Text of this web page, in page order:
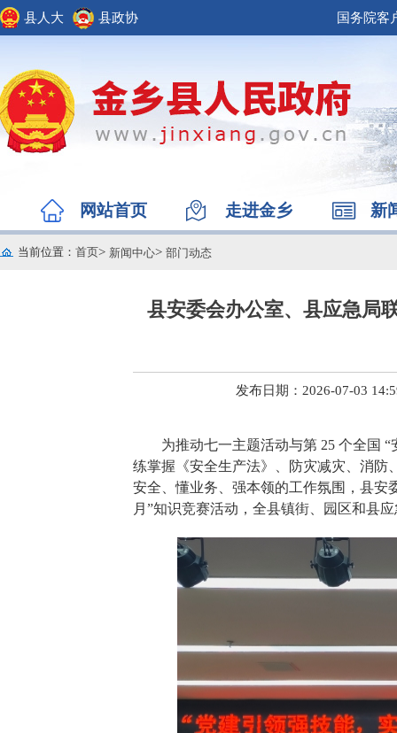
县人大 县政协 国务院客
网站首页 走进金乡 新
当前位置 ： 首页> 新闻中心> 部门动态
县安委会办公室、县应急局
发布日期：2026-07-03
为推动七一主题活动与第 25 个全国
练掌握《安全生产法》、防灾减灾、消防
安全、懂业务、强本领的工作氛围，县安
月”知识竞赛活动，全县镇街、园区和县